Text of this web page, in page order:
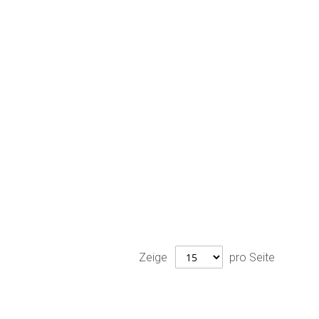
Zeige pro Seite